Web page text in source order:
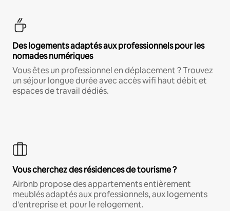
Des logements adaptés aux professionnels pour les
nomades numériques
Vous êtes un professionnel en déplacement ? Trouvez
un séjour longue durée avec accès wifi haut débit et
espaces de travail dédiés.
Vous cherchez des résidences de tourisme ?
Airbnb propose des appartements entièrement
meublés adaptés aux professionnels, aux logements
d'entreprise et pour le relogement.